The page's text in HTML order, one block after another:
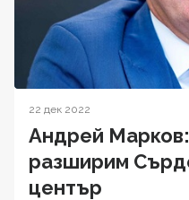
22 дек 2022
Андрей
разширим
център